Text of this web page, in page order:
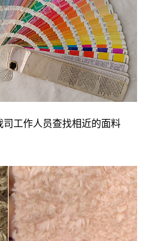
工作人员查找相近的面料